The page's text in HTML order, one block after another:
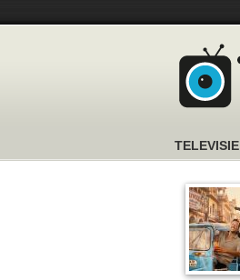
TELEVISIE